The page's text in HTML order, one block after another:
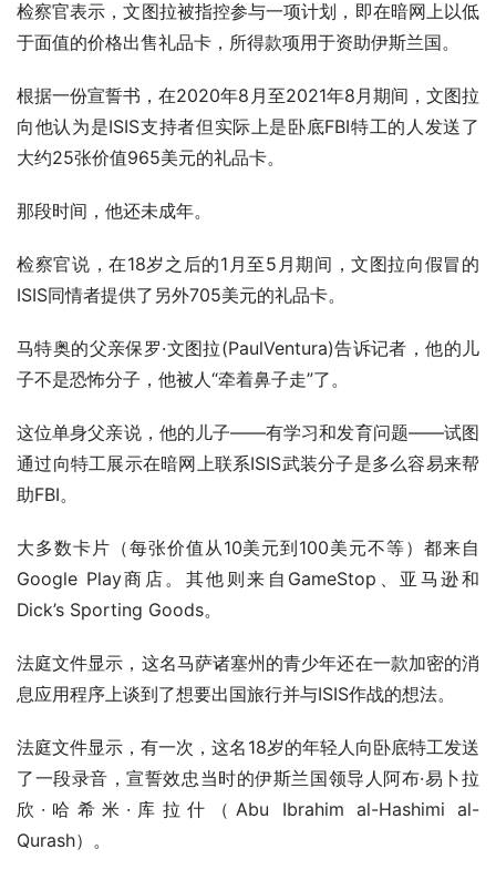
检察官表示，文图拉被指控参与一项计划，即在暗网上以低
于面值的价格出售礼品卡，所得款项用于资助伊斯兰国。
根据一份宣誓书，在2020年8月至2021年8月期间，文图拉
向他认为是ISIS支持者但实际上是卧底FBI特工的人发送了
大约25张价值965美元的礼品卡。
那段时间，他还未成年。
检察官说，在18岁之后的1月至5月期间，文图拉向假冒的
ISIS同情者提供了另外705美元的礼品卡。
马特奥的父亲保罗·文图拉(PaulVentura)告诉记者，他的儿
子不是恐怖分子，他被人“牵着鼻子走”了。
这位单身父亲说，他的儿子——有学习和发育问题——试图
通过向特工展示在暗网上联系ISIS武装分子是多么容易来帮
助FBI。
大多数卡片（每张价值从10美元到100美元不等）都来自
Google Play商店。其他则来自GameStop、亚马逊和
Dick’s Sporting Goods。
法庭文件显示，这名马萨诸塞州的青少年还在一款加密的消
息应用程序上谈到了想要出国旅行并与ISIS作战的想法。
法庭文件显示，有一次，这名18岁的年轻人向卧底特工发送
了一段录音，宣誓效忠当时的伊斯兰国领导人阿布·易卜拉
欣·哈希米·库拉什（Abu Ibrahim al-Hashimi al-
Qurash）。